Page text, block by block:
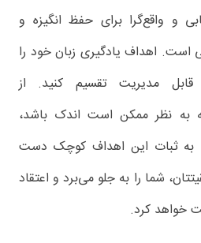
و واقع‌گرا برای حفظ انگیزه و
است. اهداف یادگیری زبان خود را
مدیریت تقسیم کنید. از
به نظر ممکن است اندک باشد،
به ثبات این اهداف کوچک دست
شما را به جلو می‌برد و اعتقاد
خواهد کرد.